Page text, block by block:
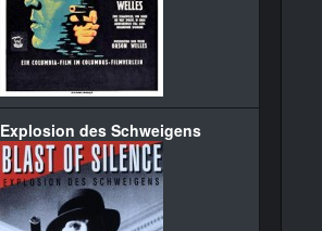
Explosion des Schweigens